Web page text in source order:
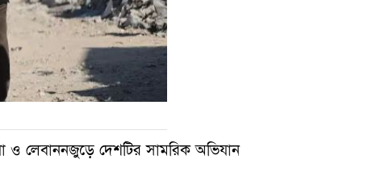
ও লেবাননজুড়ে দেশটির সামরিক অভিযান